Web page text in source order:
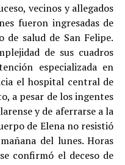
vecinos y allegados
fueron ingresadas de
salud de San Felipe.
de sus cuadros
especializada en
el hospital central de
a pesar de los ingentes
y de aferrarse a la
de Elena no resistió
del lunes. Horas
confirmó el deceso de